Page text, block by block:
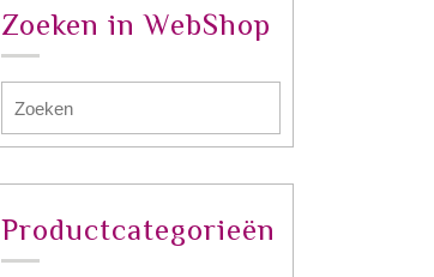
Zoeken in WebShop
Productcategorieën